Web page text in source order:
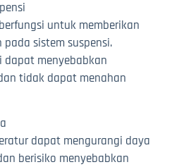
untuk memberikan
sistem suspensi.
dapat menyebabkan
tidak dapat menahan
dapat mengurangi daya
berisiko menyebabkan